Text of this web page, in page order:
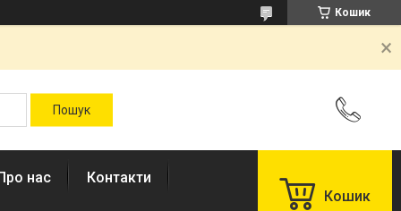
Кошик
нас Контакти
Кошик